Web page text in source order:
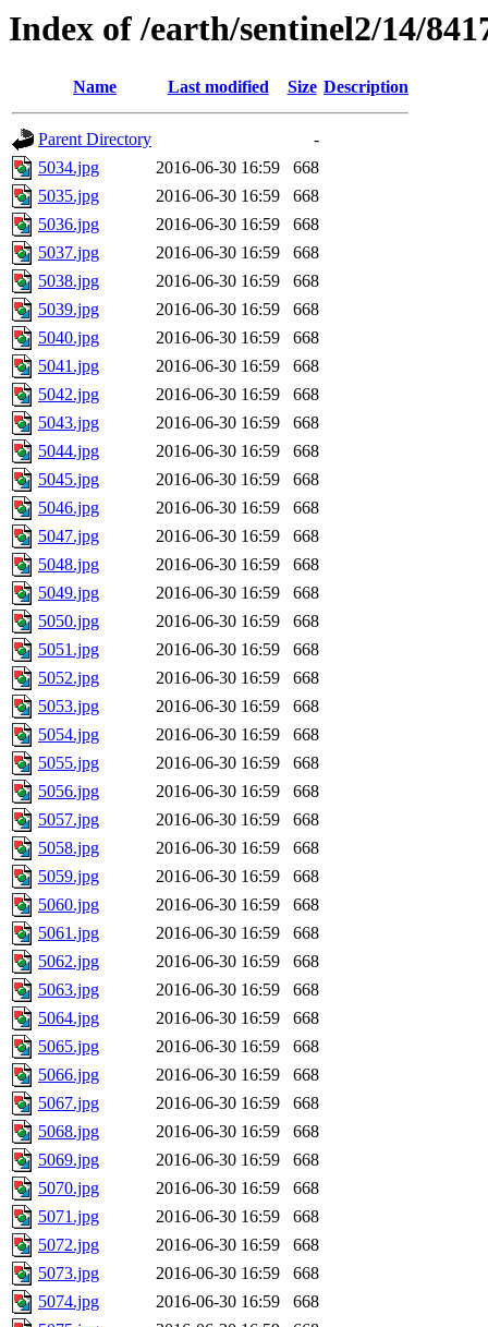
Index of /earth/sentinel2/14/
Name Last modified Size Description
Parent Directory
-
5034.jpg
2016-06-30 16:59
668
5035.jpg
2016-06-30 16:59
668
5036.jpg
2016-06-30 16:59
668
5037.jpg
2016-06-30 16:59
668
5038.jpg
2016-06-30 16:59
668
5039.jpg
2016-06-30 16:59
668
5040.jpg
2016-06-30 16:59
668
5041.jpg
2016-06-30 16:59
668
5042.jpg
2016-06-30 16:59
668
5043.jpg
2016-06-30 16:59
668
5044.jpg
2016-06-30 16:59
668
5045.jpg
2016-06-30 16:59
668
5046.jpg
2016-06-30 16:59
668
5047.jpg
2016-06-30 16:59
668
5048.jpg
2016-06-30 16:59
668
5049.jpg
2016-06-30 16:59
668
5050.jpg
2016-06-30 16:59
668
5051.jpg
2016-06-30 16:59
668
5052.jpg
2016-06-30 16:59
668
5053.jpg
2016-06-30 16:59
668
5054.jpg
2016-06-30 16:59
668
5055.jpg
2016-06-30 16:59
668
5056.jpg
2016-06-30 16:59
668
5057.jpg
2016-06-30 16:59
668
5058.jpg
2016-06-30 16:59
668
5059.jpg
2016-06-30 16:59
668
5060.jpg
2016-06-30 16:59
668
5061.jpg
2016-06-30 16:59
668
5062.jpg
2016-06-30 16:59
668
5063.jpg
2016-06-30 16:59
668
5064.jpg
2016-06-30 16:59
668
5065.jpg
2016-06-30 16:59
668
5066.jpg
2016-06-30 16:59
668
5067.jpg
2016-06-30 16:59
668
5068.jpg
2016-06-30 16:59
668
5069.jpg
2016-06-30 16:59
668
5070.jpg
2016-06-30 16:59
668
5071.jpg
2016-06-30 16:59
668
5072.jpg
2016-06-30 16:59
668
5073.jpg
2016-06-30 16:59
668
5074.jpg
2016-06-30 16:59
668